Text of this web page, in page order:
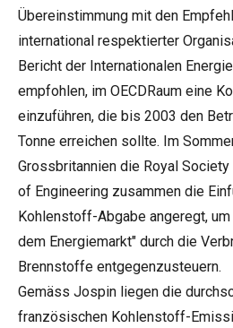
Übereinstimmung mit den
international respektierter
Bericht der Internationalen
empfohlen, im OECDRaum eine
einzuführen, die bis 2003 den
Tonne erreichen sollte. Im
Grossbritannien die Royal
of Engineering zusammen die
Kohlenstoff-Abgabe angeregt,
dem Energiemarkt" durch die
Brennstoffe entgegenzusteuern.
Gemäss Jospin liegen die
französischen Kohlenstoff-